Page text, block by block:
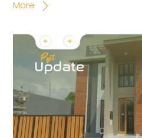
More